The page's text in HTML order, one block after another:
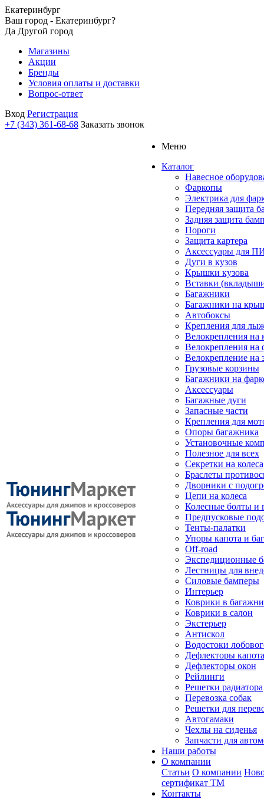
Екатеринбург
Ваш город - Екатеринбург?
Да Другой город
Магазины
Акции
Бренды
Условия оплаты и доставки
Вопрос-ответ
Вход Регистрация
+7 (343) 361-68-68 Заказать звонок
Меню
Каталог
Навесное
Фаркопы
Электрика для
Передняя защита
Задняя защита
Пороги
Защита картера
Аксессуары для
Дуги в кузов
Крышки кузова
Вставки
Багажники
Багажники на
Автобоксы
Крепления для
Велокрепления
Велокрепления на
Велокрепление на
Грузовые корзины
Багажники на
Аксессуары
Багажные дуги
Запасные части
Крепления для
Опоры багажника
Установочные
Полезное для всех
Секретки на колеса
Браслеты
Дворники с
Цепи на колеса
Колесные болты и
Предпусковые
Тенты-палатки
Упоры капота и
Off-road
Экспедиционные
Лестницы для
Силовые бамперы
Интерьер
Коврики в
Коврики в салон
Экстерьер
Антискол
Водостоки
Дефлекторы капота
Дефлекторы окон
Рейлинги
Решетки радиатора
Перевозка собак
Решетки для
Автогамаки
Чехлы на сиденья
Запчасти для
Наши работы
О компании
Статьи О компании
сертификат ТМ
Контакты